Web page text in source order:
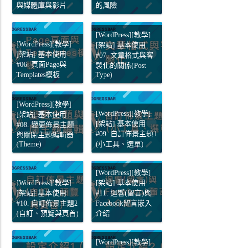
與媒體庫與影片
的風險
[WordPress][教學]
[架站] 基本使用
#06. 頁面Page與
Templates模板
[WordPress][教學]
[架站] 基本使用
#07. 文章格式與客
製化的關係(Post
Type)
[WordPress][教學]
[架站] 基本使用
#08. 變更佈景主題
與關閉主題編輯器
(Theme)
[WordPress][教學]
[架站] 基本使用
#09. 自訂佈景主題1
(小工具、選單)
[WordPress][教學]
[架站] 基本使用
#10. 自訂佈景主題2
(自訂、預覽與頁首)
[WordPress][教學]
[架站] 基本使用
#11. 迴響(留言)與
Facebook留言嵌入
介紹
[WordPress][教學]